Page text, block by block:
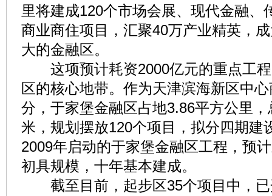
里将建成120个市场会展、现代金融、
商业商住项目，汇聚40万产业精英，
大的金融区。
这项预计耗资2000亿元的重点工程
区的核心地带。作为天津滨海新区中
分，于家堡金融区占地3.86平方公里
米，规划摆放120个项目，拟分四期建
2009年启动的于家堡金融区工程，预
初具规模，十年基本建成。
截至目前，起步区35个项目中，已